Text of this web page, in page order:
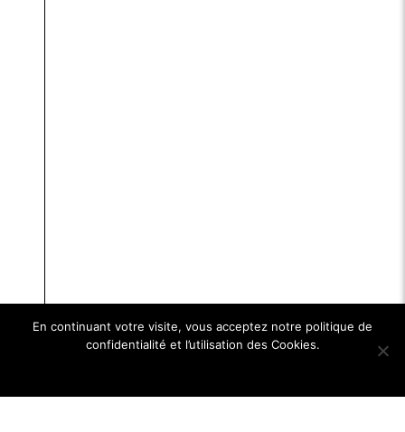
En continuant votre visite, vous acceptez notre politique de
confidentialité et l’utilisation des Cookies.